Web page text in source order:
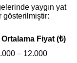
yaygın yat
gösterilmiştir:
Ortalama Fiyat (₺)
– 12.000